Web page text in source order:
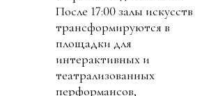
После 17:00 залы искусств
трансформируются в
площадки для
интерактивных и
театрализованных
перформансов,